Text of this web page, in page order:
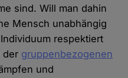
sind. Will man dahin
Mensch unabhängig
respektiert
der gruppenbezogenen
und